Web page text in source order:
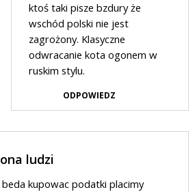
ktoś taki pisze bzdury że
wschód polski nie jest
zagrożony. Klasyczne
odwracanie kota ogonem w
ruskim stylu.
ODPOWIEDZ
ludzi
kupowac podatki placimy